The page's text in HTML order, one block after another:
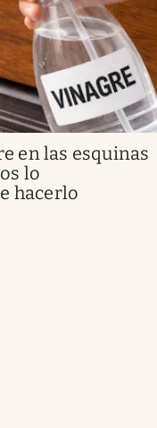
en las esquinas
lo
hacerlo